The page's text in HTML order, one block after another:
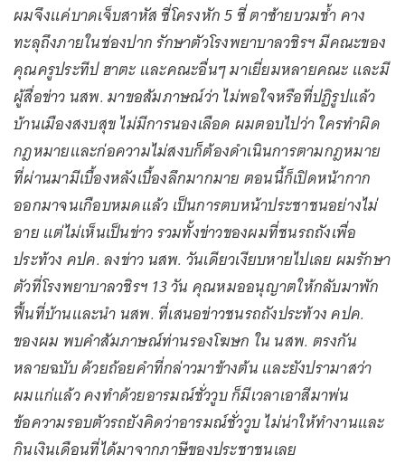
ผมจึงแค่บาดเจ็บสาหัส ซี่โครงหัก 5 ซี่ ตาซ้ายบวมช้ำ คาง
ทะลุถึงภายในช่องปาก รักษาตัวโรงพยาบาลวชิรฯ มีคณะของ
คุณครูประทีป ฮาตะ และคณะอื่นๆ มาเยี่ยมหลายคณะ และมี
ผู้สื่อข่าว นสพ. มาขอสัมภาษณ์ว่า ไม่พอใจหรือที่ปฏิรูปแล้ว
บ้านเมืองสงบสุข ไม่มีการนองเลือด ผมตอบไปว่า ใครทำผิด
กฎหมายและก่อความไม่สงบก็ต้องดำเนินการตามกฎหมาย
ที่ผ่านมามีเบื้องหลังเบื้องลึกมากมาย ตอนนี้ก็เปิดหน้ากาก
ออกมาจนเกือบหมดแล้ว เป็นการตบหน้าประชาชนอย่างไม่
อาย แต่ไม่เห็นเป็นข่าว รวมทั้งข่าวของผมที่ชนรถถังเพื่อ
ประท้วง คปค. ลงข่าว นสพ. วันเดียวเงียบหายไปเลย ผมรักษา
ตัวที่โรงพยาบาลวชิรฯ 13 วัน คุณหมออนุญาตให้กลับมาพัก
ฟื้นที่บ้านและนำ นสพ. ที่เสนอข่าวชนรถถังประท้วง คปค.
ของผม พบคำสัมภาษณ์ท่านรองโฆษก ใน นสพ. ตรงกัน
หลายฉบับ ด้วยถ้อยคำที่กล่าวมาข้างต้น และยังปรามาสว่า
ผมแก่แล้ว คงทำด้วยอารมณ์ชั่ววูบ ก็มีเวลาเอาสีมาพ่น
ข้อความรอบตัวรถยังคิดว่าอารมณ์ชั่ววูบ ไม่น่าให้ทำงานและ
กินเงินเดือนที่ได้มาจากภาษีของประชาชนเลย